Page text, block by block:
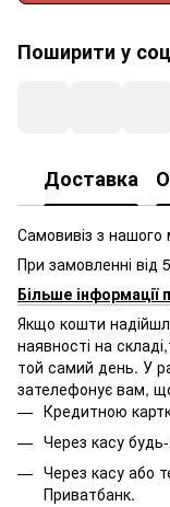
Поширити у
Доставка
Самовивіз з
При замовленні
Більше інформації
Якщо кошти
наявності на
той самий день. У
зателефонує вам,
Кредитною
Через касу
Через касу або
Приватбанк.